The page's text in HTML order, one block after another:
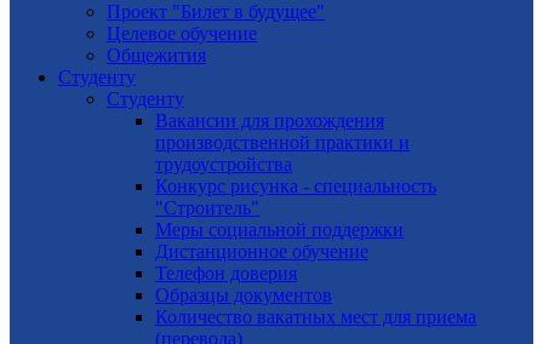
Проект "Билет в будущее"
Целевое обучение
Общежития
Студенту
Студенту
Вакансии для прохождения
производственной практики и
трудоустройства
Конкурс рисунка - специальность
"Строитель"
Меры социальной поддержки
Дистанционное обучение
Телефон доверия
Образцы документов
Количество вакатных мест для приема
(перевода)